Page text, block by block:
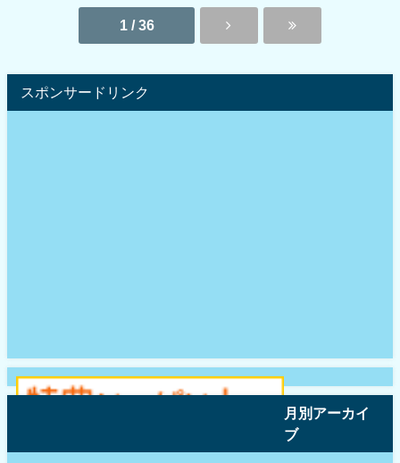
1 / 36
スポンサードリンク
月別アーカイ
ブ